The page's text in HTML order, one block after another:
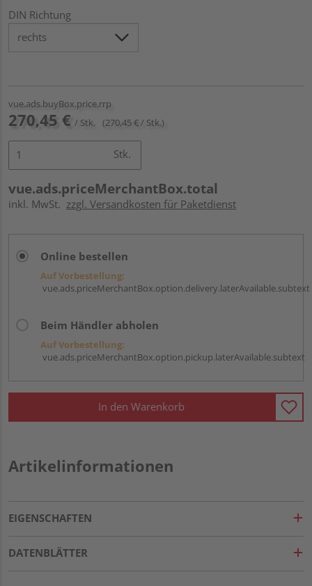
DIN Richtung
vue.ads.buyBox.price.rrp
270,45 € / Stk. (270,45 € / Stk.)
Stk.
vue.ads.priceMerchantBox.total
inkl. MwSt. zzgl. Versandkosten für Paketdienst
Online bestellen
Auf Vorbestellung:
vue.ads.priceMerchantBox.option.delivery.laterAvailable.subtext
Beim Händler abholen
Auf Vorbestellung:
vue.ads.priceMerchantBox.option.pickup.laterAvailable.subtext
In den Warenkorb
Artikelinformationen
EIGENSCHAFTEN
DATENBLÄTTER